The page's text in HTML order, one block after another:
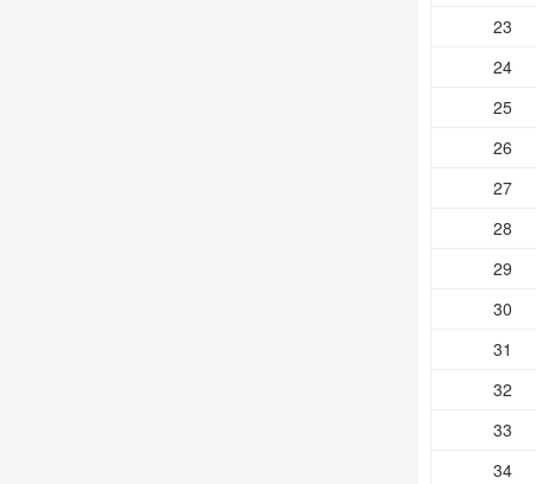
23
24
25
26
27
28
29
30
31
32
33
34